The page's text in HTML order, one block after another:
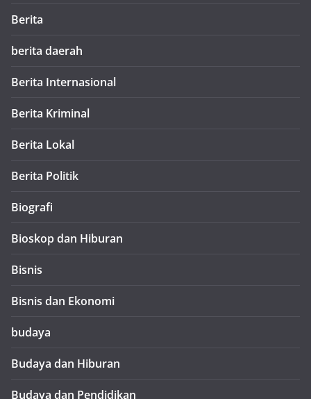
Berita
berita daerah
Berita Internasional
Berita Kriminal
Berita Lokal
Berita Politik
Biografi
Bioskop dan Hiburan
Bisnis
Bisnis dan Ekonomi
budaya
Budaya dan Hiburan
Budaya dan Pendidikan